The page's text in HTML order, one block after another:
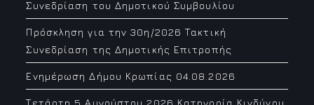
Συνεδρίαση του Δημοτικού Συμβουλίου
Πρόσκληση για την 30η/2026 Τακτική
Συνεδρίαση της Δημοτικής Επιτροπής
Ενημέρωση Δήμου Κρωπίας 04.08.2026
Τετάρτη 5 Αυγούστου 2026 Κατηγορία Κινδύνου